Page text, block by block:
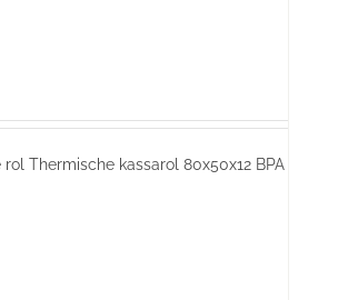
Thermische kassarol 80x50x12 BPA